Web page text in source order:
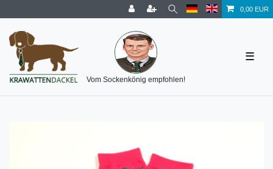
0,00 EUR
Vom Sockenkönig empfohlen!
☰